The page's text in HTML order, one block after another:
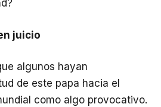
juicio
algunos hayan
de este papa hacia el
como algo provocativo.